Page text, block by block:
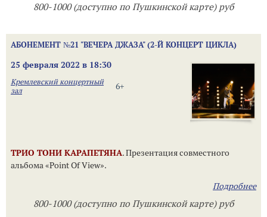
800-1000 (доступно по Пушкинской карте) руб
АБОНЕМЕНТ №21 "ВЕЧЕРА ДЖАЗА" (2-Й КОНЦЕРТ ЦИКЛА)
25 февраля 2022 в 18:30
6+
Кремлевский концертный
зал
ТРИО ТОНИ КАРАПЕТЯНА. Презентация совместного
альбома «Point Of View».
Подробнее
800-1000 (доступно по Пушкинской карте) руб